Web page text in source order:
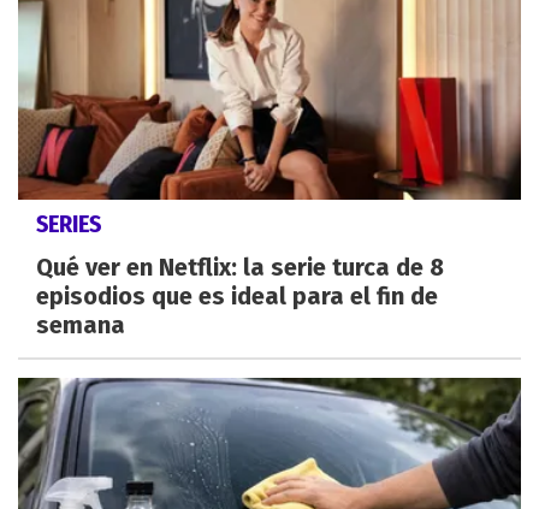
SERIES
Qué ver en Netflix: la serie turca de 8
episodios que es ideal para el fin de
semana